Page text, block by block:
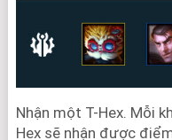
Nhận một T-Hex. Mỗi
Hex sẽ nhận được